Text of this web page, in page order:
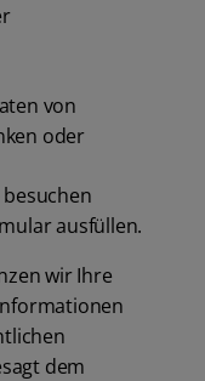
von
oder
ausfüllen.
wir Ihre
dem